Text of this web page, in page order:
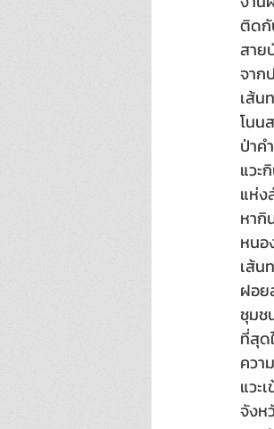
ติดกั
สาย
จาก
เส้น
โนน
ป่าค
แวะ
แห่ง
หา
หนอ
เส้น
ฝอ
ชุมช
ที่สุด
คว
แวะ
จัง